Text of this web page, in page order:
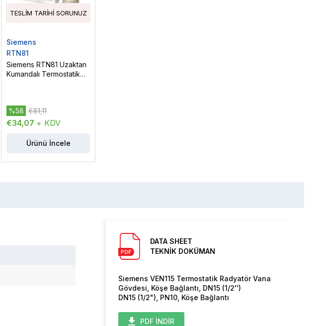
TESLIM TARIHI SORUNUZ
Siemens
RTN81
Siemens RTN81 Uzaktan
Kumandalı Termostatik
€34,07 + KDV
%58 €81,11
Ürünü İncele
DATA SHEET
TEKNİK DOKÜMAN
Siemens VEN115 Termostatik Radyatör Vana
Gövdesi, Köşe Bağlantı, DN15 (1/2'')
DN15 (1/2"), PN10, Köşe Bağlantı
PDF İNDİR